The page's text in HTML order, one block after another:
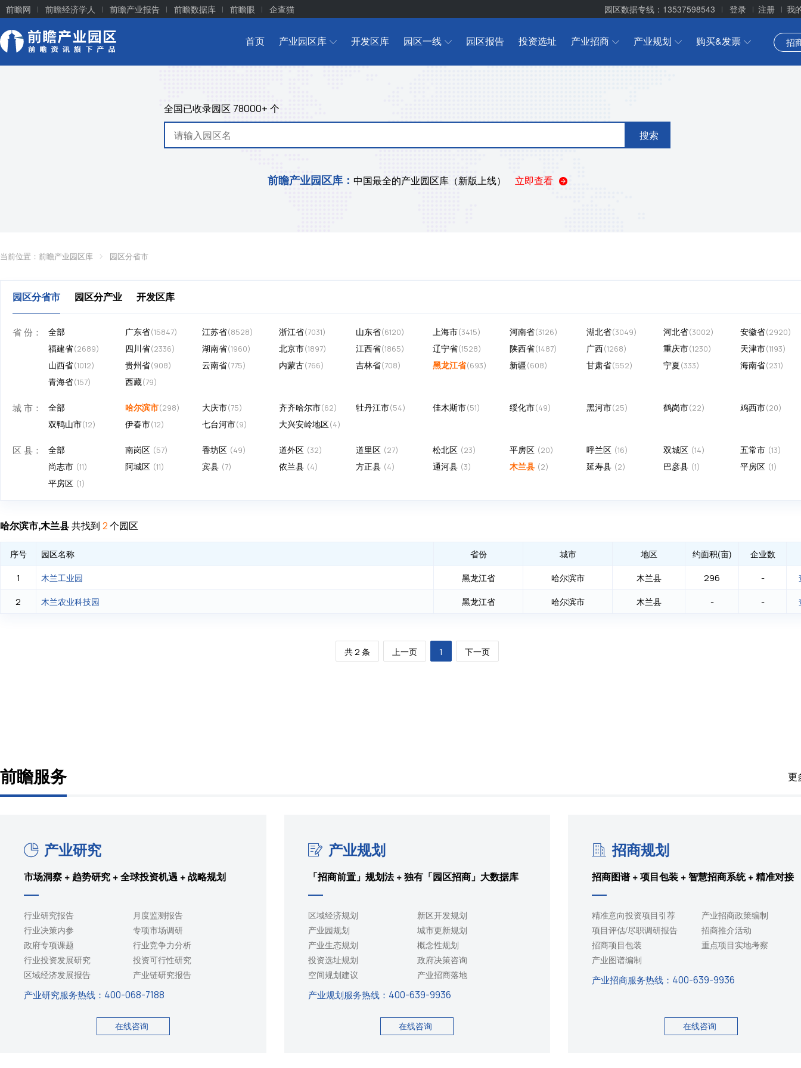
前瞻网 前瞻经济学人 前瞻产业报告 前瞻数据库 前瞻眼 企查猫 园区数据专线：13537598543 登录 注册 我
首页 产业园区库 开发区库 园区一线 园区报告 投资选址 产业招商 产业规划 购买&发票 招
全国已收录园区 78000+ 个
搜索
前瞻产业园区库： 中国最全的产业园区库（新版上线） 立即查看
当前位置： 前瞻产业园区库 园区分省市
园区分省市 园区分产业 开发区库
省 份： 全部 广东省(15847) 江苏省(8528) 浙江省(7031) 山东省(6120) 上海市(3415) 河南省(3126) 湖北省(3049) 河北省(3002) 安徽省(2920)
福建省(2689) 四川省(2336) 湖南省(1960) 北京市(1897) 江西省(1865) 辽宁省(1528) 陕西省(1487) 广西(1268) 重庆市(1230) 天津市(1193)
山西省(1012) 贵州省(908) 云南省(775) 内蒙古(766) 吉林省(708) 黑龙江省(693) 新疆(608) 甘肃省(552) 宁夏(333) 海南省(231)
青海省(157) 西藏(79)
城 市： 全部 哈尔滨市(298) 大庆市(75) 齐齐哈尔市(62) 牡丹江市(54) 佳木斯市(51) 绥化市(49) 黑河市(25) 鹤岗市(22) 鸡西市(20)
双鸭山市(12) 伊春市(12) 七台河市(9) 大兴安岭地区(4)
区 县： 全部 南岗区 (57) 香坊区 (49) 道外区 (32) 道里区 (27) 松北区 (23) 平房区 (20) 呼兰区 (16) 双城区 (14) 五常市 (13)
尚志市 (11) 阿城区 (11) 宾县 (7) 依兰县 (4) 方正县 (4) 通河县 (3) 木兰县 (2) 延寿县 (2) 巴彦县 (1) 平房区 (1)
平房区 (1)
哈尔滨市,木兰县共找到 2个园区
序号 园区名称 省份 城市 地区 约面积(亩) 企业数
1 木兰工业园 黑龙江省 哈尔滨市 木兰县 296 -
2 木兰农业科技园 黑龙江省 哈尔滨市 木兰县 - -
共 2 条 上一页 1 下一页
前瞻服务 更
产业研究
市场洞察 + 趋势研究 + 全球投资机遇 + 战略规划
行业研究报告
月度监测报告
行业决策内参
专项市场调研
政府专项课题
行业竞争力分析
行业投资发展研究
投资可行性研究
区域经济发展报告
产业链研究报告
产业研究服务热线： 400-068-7188
在线咨询
产业规划
「招商前置」规划法 + 独有「园区招商」大数据库
区域经济规划
新区开发规划
产业园规划
城市更新规划
产业生态规划
概念性规划
投资选址规划
政府决策咨询
空间规划建议
产业招商落地
产业规划服务热线： 400-639-9936
在线咨询
招商规划
招商图谱 + 项目包装 + 智慧招商系统 + 精准对接
精准意向投资项目引荐
产业招商政策编制
项目评估/尽职调研报告
招商推介活动
招商项目包装
重点项目实地考察
产业图谱编制
产业招商服务热线： 400-639-9936
在线咨询